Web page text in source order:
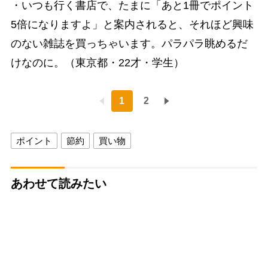
・いつも行く書店で、たまに「あと1冊でポイント
5倍になりますよ」と案内されると、それほど興味
のない雑誌を買っちゃいます。パラパラ眺めるだ
けなのに。（東京都・22才・学生）
1 2
ポイント 節約 買い物
あわせて読みたい